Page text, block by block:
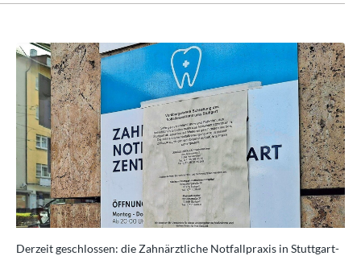
Derzeit geschlossen: die Zahnärztliche Notfallpraxis in Stuttgart-